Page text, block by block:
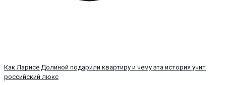
Как Ларисе Долиной подарили квартиру и чему эта история учит
российский люкс